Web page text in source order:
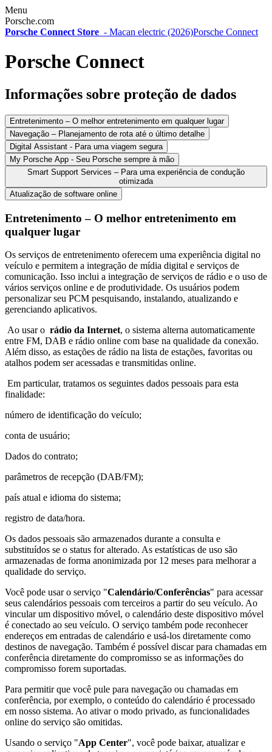
Menu
Porsche.com
Porsche Connect Store - Macan electric (2026)Porsche Connect
Porsche Connect
Informações sobre proteção de dados
Entretenimento – O melhor entretenimento em qualquer lugar
Navegação – Planejamento de rota até o último detalhe
Digital Assistant - Para uma viagem segura
My Porsche App - Seu Porsche sempre à mão
Smart Support Services – Para uma experiência de condução
otimizada
Atualização de software online
Entretenimento – O melhor entretenimento em
qualquer lugar
Os serviços de entretenimento oferecem uma experiência digital no
veículo e permitem a integração de mídia digital e serviços de
comunicação. Isso inclui a integração de serviços de rádio e o uso de
vários serviços online e de produtividade. Os usuários podem
personalizar seu PCM pesquisando, instalando, atualizando e
gerenciando aplicativos.
Ao usar o rádio da Internet, o sistema alterna automaticamente
entre FM, DAB e rádio online com base na qualidade da conexão.
Além disso, as estações de rádio na lista de estações, favoritas ou
atalhos podem ser acessadas e transmitidas online.
Em particular, tratamos os seguintes dados pessoais para esta
finalidade:
número de identificação do veículo;
conta de usuário;
Dados do contrato;
parâmetros de recepção (DAB/FM);
país atual e idioma do sistema;
registro de data/hora.
Os dados pessoais são armazenados durante a consulta e
substituídos se o status for alterado. As estatísticas de uso são
armazenadas de forma anonimizada por 12 meses para melhorar a
qualidade do serviço.
Você pode usar o serviço "Calendário/Conferências" para acessar
seus calendários pessoais com terceiros a partir do seu veículo. Ao
vincular um dispositivo móvel, o calendário deste dispositivo móvel
é conectado ao seu veículo. O serviço também pode reconhecer
endereços em entradas de calendário e usá-los diretamente como
destinos de navegação. Também é possível discar para chamadas em
conferência diretamente do compromisso se as informações do
compromisso forem suportadas.
Para permitir que você pule para navegação ou chamadas em
conferência, por exemplo, o conteúdo do calendário é processado
em nosso sistema. Ao ativar o modo privado, as funcionalidades
online do serviço são omitidas.
Usando o serviço "App Center", você pode baixar, atualizar e